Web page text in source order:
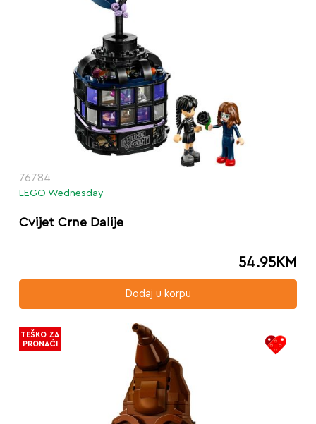
76784
LEGO Wednesday
Cvijet Crne Dalije
54.95KM
Dodaj u korpu
TEŠKO ZA
PRONAĆI